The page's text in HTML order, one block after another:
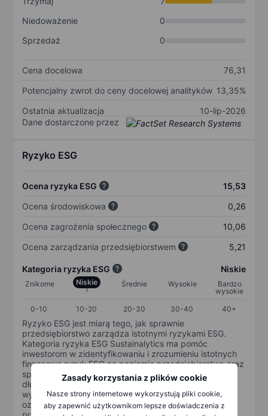
Zasady korzystania z plików cookie
Nasze strony internetowe wykorzystują pliki cookie,
aby zapewnić użytkownikom lepsze doświadczenia z
Niedoważenie
0
Sprzedaż
0
Cena docelowa
76,31
Potencjalny zwrot do ceny docelowej analityków 13,35%
Ostatnia aktualizacja
10-lip-2026
Dane dostarczone przez
Ryzyko ESG
Ocena ryzyka ESG
15,53
Ocena środowiskowa
0,26
Ocena zagrożenia społecznego
10,06
Ocena zarządzania przedsiębiorstwem
5,21
Kategoria ryzyka ESG Niskie
Znikome Niskie Średnie Wysokie
Bardzo
wysokie
0-10
10-20 20-30 30-40 40+
Ryzyko ESG jest miarą tego, jak sprawnie
przedsiębiorstwo zarządza istotnymi ryzykami ESG.
Kategoria ryzyka ESG Sustainalytics ma pomóc
inwestorom w zidentyfikowaniu i zrozumieniu istotnych
finansowo ryzyk ESG na poziomie przedsiębiorstwa oraz
sposobu, w jaki ryzyka te mogą wpłynąć na
długoterminowe wyniki inwestycji kapitałowych. Skala
wynosi od 0 do 100. Im mniejsze ryzyko, tym lepiej (0
oznacza brak ryzyka, a 100 oznacza najpoważniejsze